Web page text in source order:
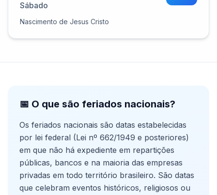
Sábado
Nascimento de Jesus Cristo
📅 O que são feriados nacionais?
Os feriados nacionais são datas estabelecidas
por lei federal (Lei nº 662/1949 e posteriores)
em que não há expediente em repartições
públicas, bancos e na maioria das empresas
privadas em todo território brasileiro. São datas
que celebram eventos históricos, religiosos ou